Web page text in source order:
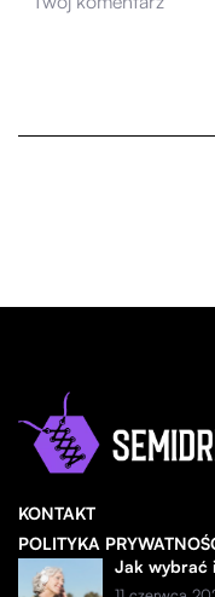
KONTAKT
POLITYKA
Jak wybrać